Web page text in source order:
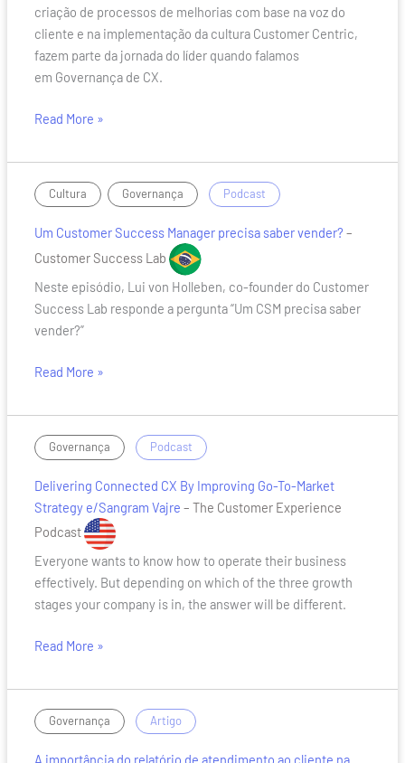
criação de processos de melhorias com base na voz do
cliente e na implementação da cultura Customer Centric,
fazem parte da jornada do líder quando falamos
em Governança de CX.
Read More »
Cultura , Governança / Podcast
Um Customer Success Manager precisa saber vender? –
Customer Success Lab
Neste episódio, Lui von Holleben, co-founder do Customer
Success Lab responde a pergunta “Um CSM precisa saber
vender?”
Um
Customer
Success
Manager
Read More »
Governança / Podcast
Delivering Connected CX By Improving Go-To-Market
Strategy e/Sangram Vajre – The Customer Experience
Podcast
Everyone wants to know how to operate their business
effectively. But depending on which of the three growth
stages your company is in, the answer will be different.
Delivering
CX
By
Improving
Go-
To-
e/Sangram
Read More »
Governança / Artigo
A importância do relatório de atendimento ao cliente na
A